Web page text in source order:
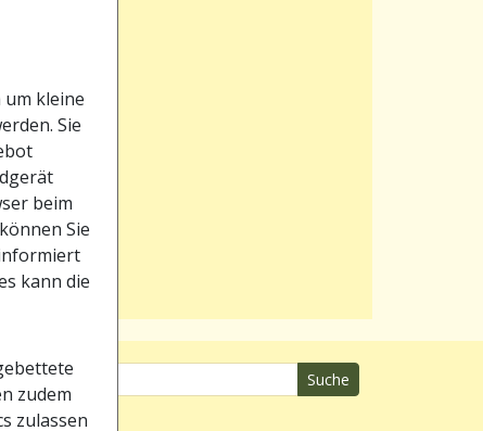
Suche
um kleine
Sie
beim
Sie
kann die
zudem
zulassen